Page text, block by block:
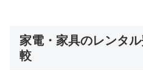
家電・家具のレンタ
較